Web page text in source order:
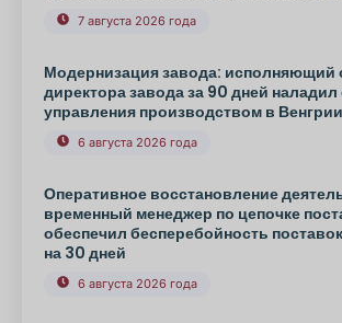
7 августа 2026 года
Модернизация завода: исполняющий
директора завода за 90 дней наладил
управления производством в Венгрии
6 августа 2026 года
Оперативное восстановление
временный менеджер по цепочке
обеспечил бесперебойность
на 30 дней
6 августа 2026 года